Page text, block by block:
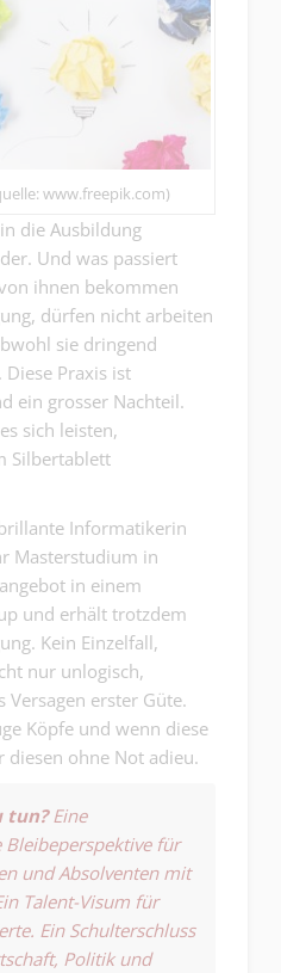
www.freepik.com)
die Ausbildung
Und was passiert
ihnen bekommen
dürfen nicht arbeiten
sie dringend
Diese Praxis ist
ein grosser Nachteil.
sich leisten,
Silbertablett
Informatikerin
Masterstudium in
in einem
und erhält trotzdem
Kein Einzelfall,
nur unlogisch,
Versagen erster Güte.
Köpfe und wenn diese
diesen ohne Not adieu.
tun?Eine
Bleibeperspektive für
und Absolventen mit
Talent-Visum für
Ein Schulterschluss
Politik und